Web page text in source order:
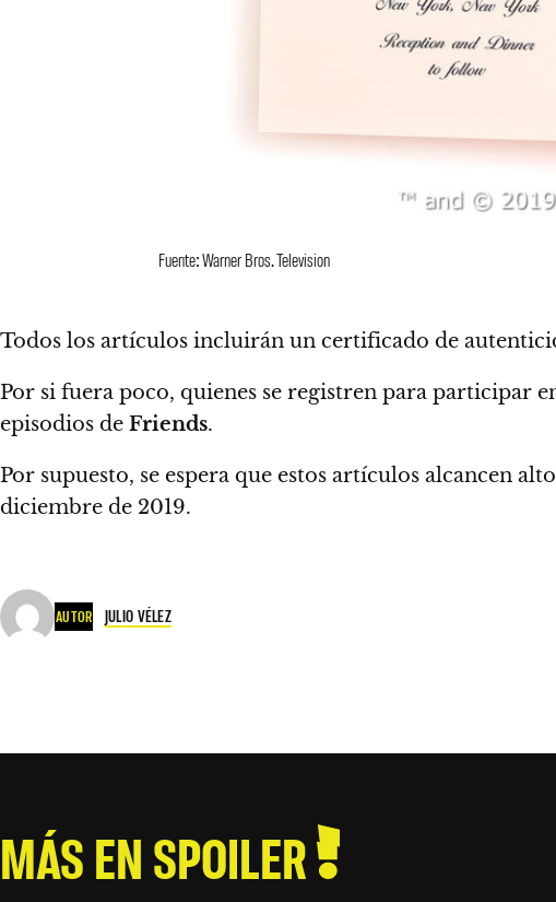
Fuente: Warner Bros. Television
Todos los artículos incluirán un certificado de
Por si fuera poco, quienes se registren para participar
episodios de Friends.
Por supuesto, se espera que estos artículos alcancen
diciembre de 2019.
AUTOR JULIO VÉLEZ
MÁS EN SPOILER